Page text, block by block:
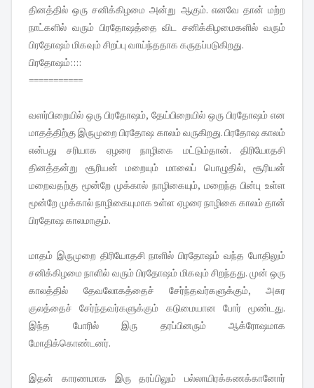
பிரதோஷம்::::
===========
வளர்பிறையில் ஒரு பிரதோஷம், தேய்பிறையில் ஒரு பிரதோஷம் என
மாதத்திற்கு இருமுறை பிரதோஷ காலம் வருகிறது. பிரதோஷ காலம்
என்பது சரியாக ஏழரை நாழிகை மட்டும்தான். திரியோதசி
தினத்தன்று சூரியன் மறையும் மாலைப் பொழுதில், சூரியன்
மறைவதற்கு மூன்றே முக்கால் நாழிகையும், மறைந்த பின்பு உள்ள
மூன்றே முக்கால் நாழிகையுமாக உள்ள ஏழரை நாழிகை காலம் தான்
பிரதோஷ காலமாகும்.
மாதம் இருமுறை திரியோதசி நாளில் பிரதோஷம் வந்த போதிலும்
சனிக்கிழமை நாளில் வரும் பிரதோஷம் மிகவும் சிறந்தது. முன் ஒரு
காலத்தில் தேவலோகத்தைச் சேர்ந்தவர்களுக்கும், அசுர
குலத்தைச் சேர்ந்தவர்களுக்கும் கடுமையான போர் மூண்டது.
இந்த போரில் இரு தரப்பினரும் ஆக்ரோஷமாக
மோதிக்கொண்டனர்.
இதன் காரணமாக இரு தரப்பிலும் பல்லாயிரக்கணக்கானோர்